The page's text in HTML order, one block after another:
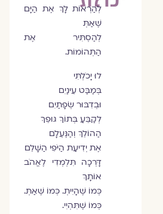
לְהַרְאוֹת לָךְ אֶת הַיָּם
שֶׁאַתְּ
לְהַסְתִּיר אֶת
הַתְּהוֹמוֹת.
לוּ יָכֹלְתִּי
בְּמַבַּט עֵינַיִם
וּבְדִבּוּר שְׂפָתַיִם
לְקַבֵּעַ בְּתוֹךְ גּוּפֵךְ
הַהוֹלֵךְ וְהַנֶּעְלָם
אֶת יְדִיעַת הַיֹּפִי הַשָּׁלֵם
דָּרְכָה תִּלְמְדִי לֶאֱהֹב
אוֹתָךְ
כְּמוֹ שֶׁהָיִיתְ. כְּמוֹ שֶׁאַתְּ.
כְּמוֹ שֶׁתִּהְיִי.